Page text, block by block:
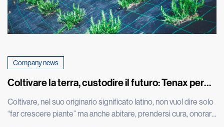
Company news
Coltivare la terra, custodire il futuro: Tenax per
Coltivare, nel suo originario significato latino, non vuol dire solo
“far crescere piante” ma anche abitare, prendersi cura, onorare